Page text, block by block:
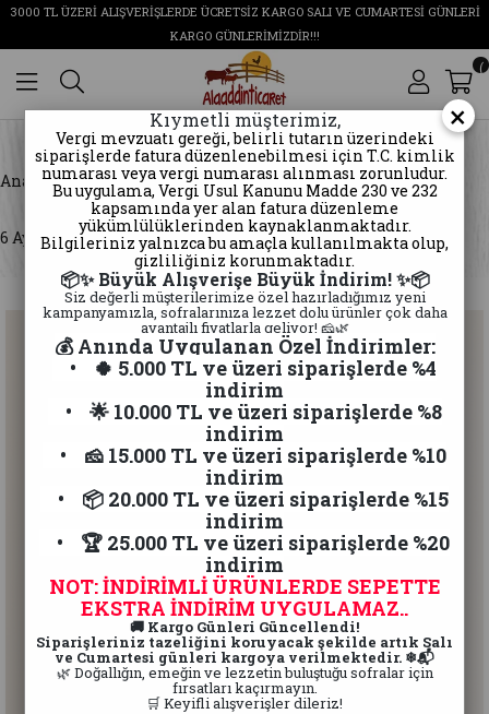
3000 TL ÜZERİ ALIŞVERİŞLERDE ÜCRETSİZ KARGO SALI VE CUMARTESİ GÜNLERİ
KARGO GÜNLERİMİZDİR!!!
Anasayfa Kars Peyniri Çeçil Peynir
6 Ay Dinlendirilmiş Eski kaşar 11.50/12Kg Arası
×
Kıymetli müşterimiz,
Vergi mevzuatı gereği, belirli tutarın üzerindeki
siparişlerde fatura düzenlenebilmesi için T.C. kimlik
numarası veya vergi numarası alınması zorunludur.
Bu uygulama, Vergi Usul Kanunu Madde 230 ve 232
kapsamında yer alan fatura düzenleme
yükümlülüklerinden kaynaklanmaktadır.
Bilgileriniz yalnızca bu amaçla kullanılmakta olup,
gizliliğiniz korunmaktadır.
📦✨ Büyük Alışverişe Büyük İndirim! ✨📦
Siz değerli müşterilerimize özel hazırladığımız yeni
kampanyamızla, sofralarınıza lezzet dolu ürünler çok daha
avantajlı fiyatlarla geliyor! 🧀🌿
💰 Anında Uygulanan Özel İndirimler:
• 🍀 5.000 TL ve üzeri siparişlerde %4
indirim
• 🌟 10.000 TL ve üzeri siparişlerde %8
indirim
• 🧀 15.000 TL ve üzeri siparişlerde %10
indirim
• 📦 20.000 TL ve üzeri siparişlerde %15
indirim
• 🏆 25.000 TL ve üzeri siparişlerde %20
indirim
NOT: İNDİRİMLİ ÜRÜNLERDE SEPETTE
EKSTRA İNDİRİM UYGULAMAZ..
🚚 Kargo Günleri Güncellendi!
Siparişleriniz tazeliğini koruyacak şekilde artık Salı
ve Cumartesi günleri kargoya verilmektedir. ❄📬
🌿 Doğallığın, emeğin ve lezzetin buluştuğu sofralar için
fırsatları kaçırmayın.
🛒 Keyifli alışverişler dileriz!